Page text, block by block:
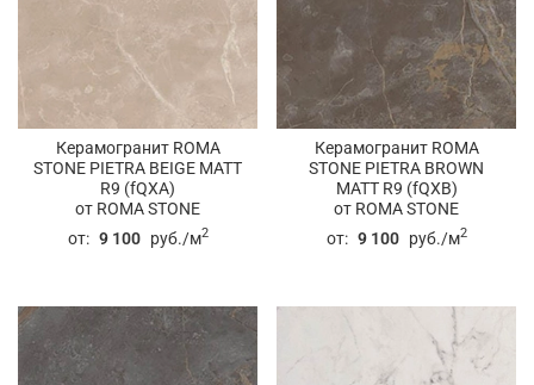
Керамогранит ROMA
STONE PIETRA BEIGE MATT
R9 (fQXA)
от ROMA STONE
от: 9 100 руб./м2
Керамогранит ROMA
STONE PIETRA BROWN
MATT R9 (fQXB)
от ROMA STONE
от: 9 100 руб./м2